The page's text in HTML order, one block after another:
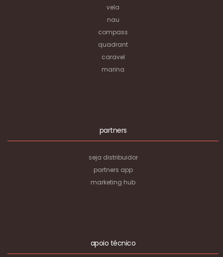
vela
nau
compass
quadrant
caravel
marina
partners
seja distribuidor
partners app
marketing hub
apoio técnico